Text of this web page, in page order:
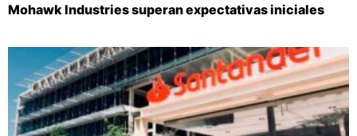
Mohawk Industries superan expectativas iniciales